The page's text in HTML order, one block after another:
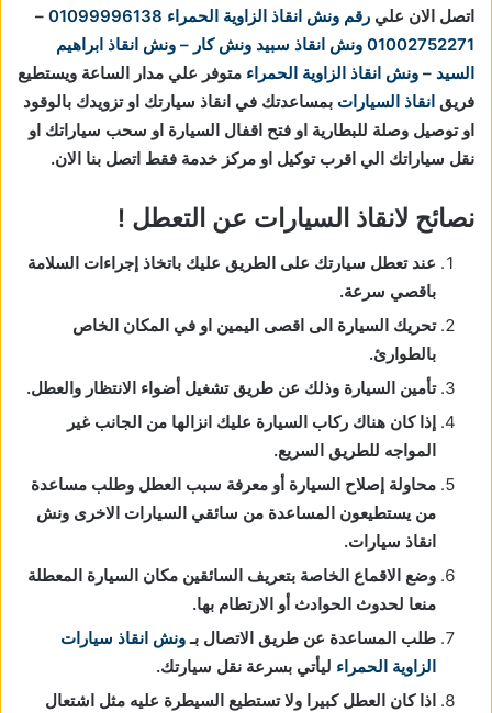
اتصل الان علي رقم ونش انقاذ الزاوية الحمراء 01099996138
–
01002752271 ونش انقاذ سبيد ونش كار – ونش انقاذ ابراهيم
السيد – ونش انقاذ الزاوية الحمراء متوفر علي مدار الساعة ويستطيع
فريق انقاذ السيارات بمساعدتك في انقاذ سيارتك او تزويدك بالوقود
او توصيل وصلة للبطارية او فتح اقفال السيارة او سحب سياراتك او
نقل سياراتك الي اقرب توكيل او مركز خدمة فقط اتصل بنا الان.
نصائح لانقاذ السيارات عن التعطل !
عند تعطل سيارتك على الطريق عليك باتخاذ إجراءات السلامة
باقصي سرعة.
تحريك السيارة الى اقصى اليمين او في المكان الخاص
بالطوارئ.
تأمين السيارة وذلك عن طريق تشغيل أضواء الانتظار والعطل.
إذا كان هناك ركاب السيارة عليك انزالها من الجانب غير
المواجه للطريق السريع.
محاولة إصلاح السيارة أو معرفة سبب العطل وطلب مساعدة
من يستطيعون المساعدة من سائقي السيارات الاخرى ونش
انقاذ سيارات.
وضع الاقماع الخاصة بتعريف السائقين مكان السيارة المعطلة
منعا لحدوث الحوادث أو الارتطام بها.
طلب المساعدة عن طريق الاتصال بـونش انقاذ سيارات
الزاوية الحمراء ليأتي بسرعة نقل سيارتك.
اذا كان العطل كبيرا ولا تستطيع السيطرة عليه مثل اشتعال